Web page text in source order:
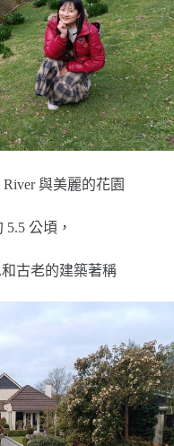
與美麗的花園
公頃，
古老的建築著稱